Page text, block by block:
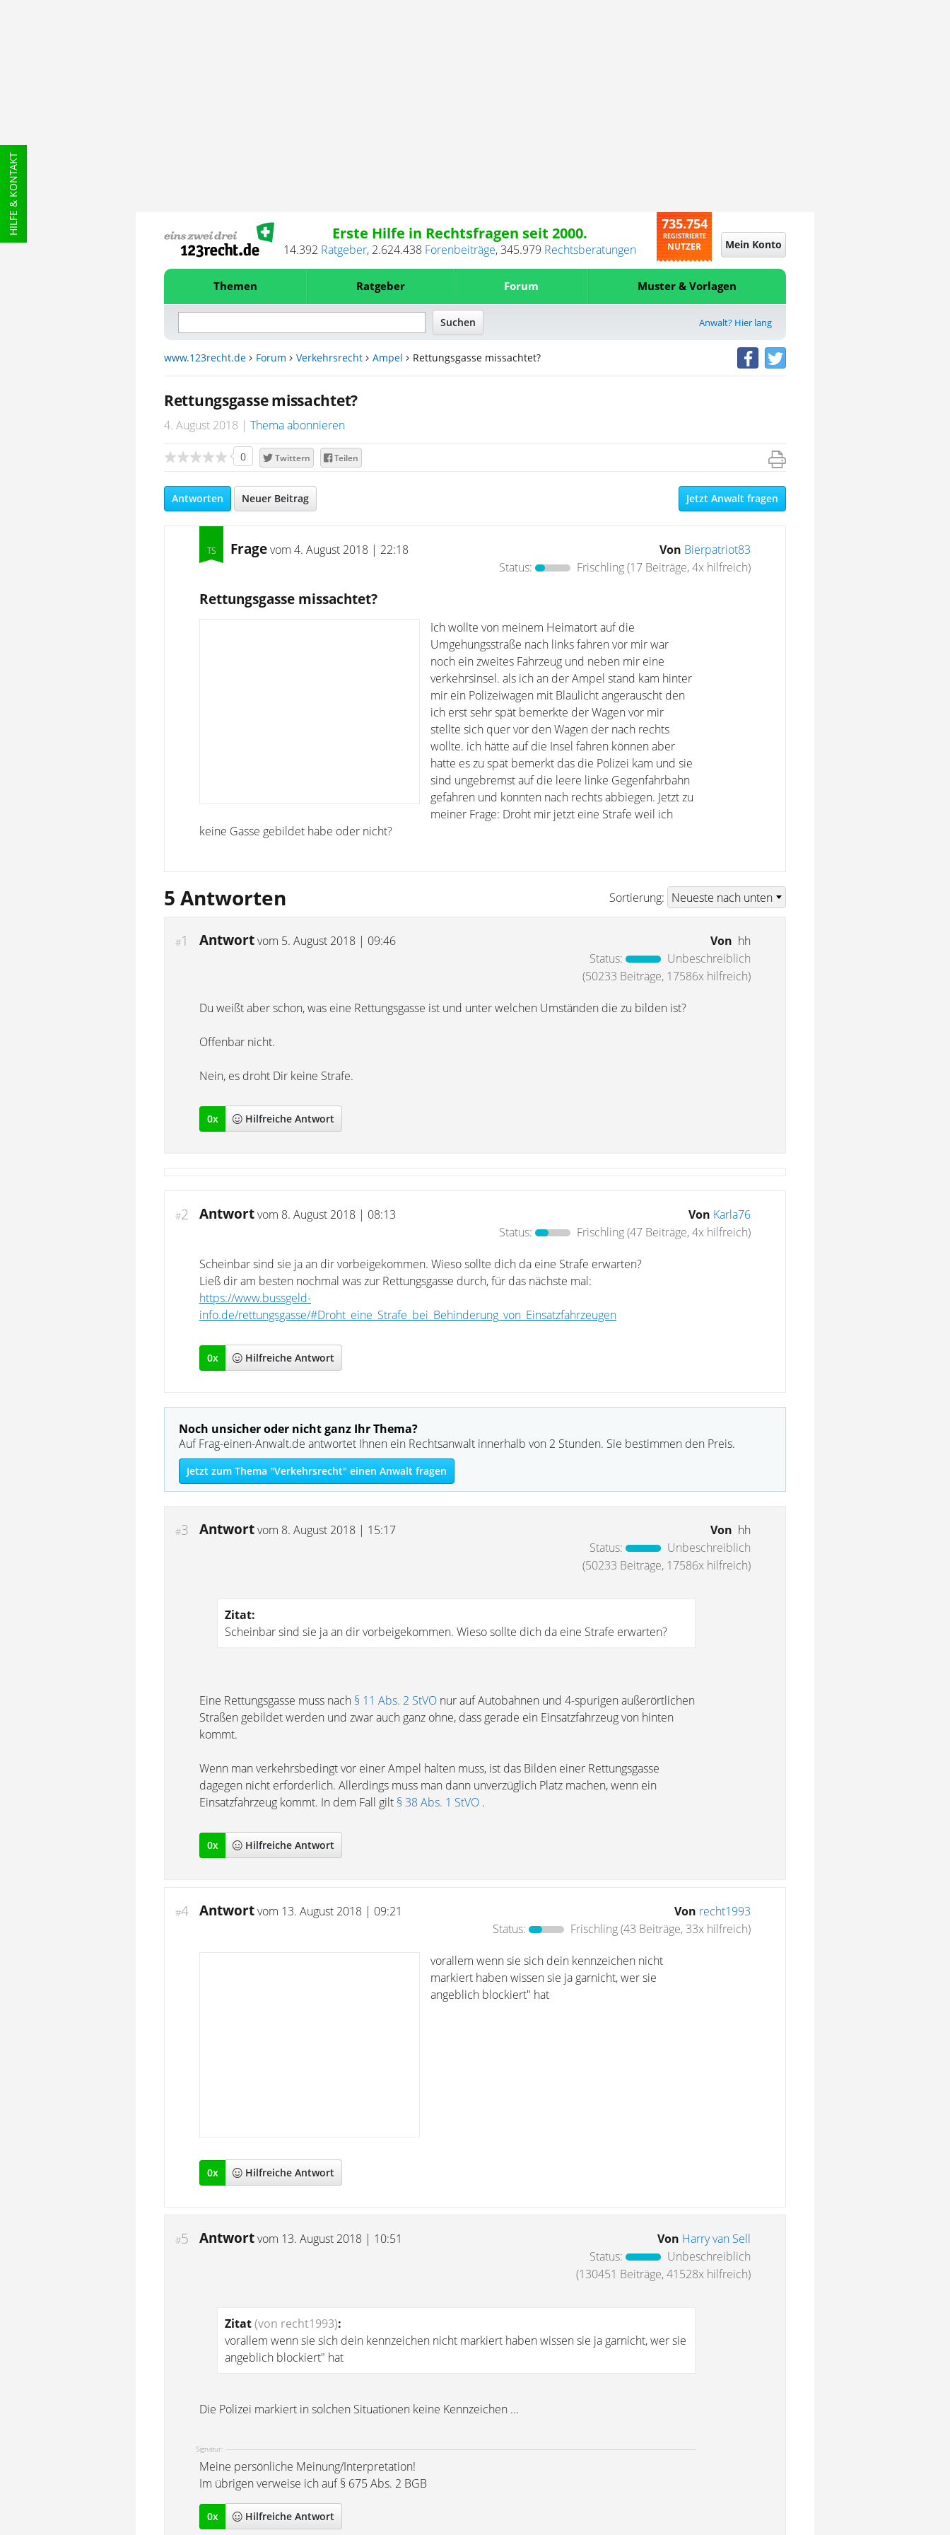
HILFE & KONTAKT Erste Hilfe in Rechtsfragen seit 2000.
14.392 Ratgeber, 2.624.438 Forenbeiträge,345.979 Rechtsberatungen
735.754
REGISTRIERTE
NUTZER Mein Konto
Themen Ratgeber Forum Muster & Vorlagen
Anwalt? Hier lang
www.123recht.de Forum Verkehrsrecht Ampel Rettungsgasse missachtet?
Rettungsgasse missachtet?
4. August 2018 Thema abonnieren
0 Twittern Teilen
Antworten Neuer Beitrag Jetzt Anwalt fragen
Fragevom 4. August 2018 | 22:18 Von Bierpatriot83
Status:
Frischling(17 Beiträge, 4x hilfreich)
Rettungsgasse missachtet?
Ich wollte von meinem Heimatort auf die
Umgehungsstraße nach links fahren vor mir war
noch ein zweites Fahrzeug und neben mir eine
verkehrsinsel. als ich an der Ampel stand kam hinter
mir ein Polizeiwagen mit Blaulicht angerauscht den
ich erst sehr spät bemerkte der Wagen vor mir
stellte sich quer vor den Wagen der nach rechts
wollte. ich hätte auf die Insel fahren können aber
hatte es zu spät bemerkt das die Polizei kam und sie
sind ungebremst auf die leere linke Gegenfahrbahn
gefahren und konnten nach rechts abbiegen. Jetzt zu
meiner Frage: Droht mir jetzt eine Strafe weil ich
keine Gasse gebildet habe oder nicht?
5 Antworten Sortierung:
#1 Antwortvom 5. August 2018 | 09:46 Von hh
Status:
Unbeschreiblich
(50233 Beiträge, 17586x hilfreich)
Du weißt aber schon, was eine Rettungsgasse ist und unter welchen Umständen die zu bilden ist?
Offenbar nicht.
Nein, es droht Dir keine Strafe.
0x Hilfreiche Antwort
#2 Antwortvom 8. August 2018 | 08:13 Von Karla76
Status:
Frischling(47 Beiträge, 4x hilfreich)
Scheinbar sind sie ja an dir vorbeigekommen. Wieso sollte dich da eine Strafe erwarten?
Ließ dir am besten nochmal was zur Rettungsgasse durch, für das nächste mal:
https://www.bussgeld-
info.de/rettungsgasse/#Droht_eine_Strafe_bei_Behinderung_von_Einsatzfahrzeugen
0x Hilfreiche Antwort
Noch unsicher oder nicht ganz Ihr Thema?
Auf Frag-einen-Anwalt.de antwortet Ihnen ein Rechtsanwalt innerhalb von 2 Stunden. Sie bestimmen den Preis.
Jetzt zum Thema "Verkehrsrecht" einen Anwalt fragen
#3 Antwortvom 8. August 2018 | 15:17 Von hh
Status:
Unbeschreiblich
(50233 Beiträge, 17586x hilfreich)
Zitat:
Scheinbar sind sie ja an dir vorbeigekommen. Wieso sollte dich da eine Strafe erwarten?
Eine Rettungsgasse muss nach § 11 Abs. 2 StVO nur auf Autobahnen und 4-spurigen außerörtlichen
Straßen gebildet werden und zwar auch ganz ohne, dass gerade ein Einsatzfahrzeug von hinten
kommt.
Wenn man verkehrsbedingt vor einer Ampel halten muss, ist das Bilden einer Rettungsgasse
dagegen nicht erforderlich. Allerdings muss man dann unverzüglich Platz machen, wenn ein
Einsatzfahrzeug kommt. In dem Fall gilt § 38 Abs. 1 StVO .
0x Hilfreiche Antwort
#4 Antwortvom 13. August 2018 | 09:21 Von recht1993
Status:
Frischling(43 Beiträge, 33x hilfreich)
vorallem wenn sie sich dein kennzeichen nicht
markiert haben wissen sie ja garnicht, wer sie
angeblich blockiert" hat
0x Hilfreiche Antwort
#5 Antwortvom 13. August 2018 | 10:51 Von Harry van Sell
Status:
Unbeschreiblich
(130451 Beiträge, 41528x hilfreich)
Zitat(von recht1993):
vorallem wenn sie sich dein kennzeichen nicht markiert haben wissen sie ja garnicht, wer sie
angeblich blockiert" hat
Die Polizei markiert in solchen Situationen keine Kennzeichen ...
Signatur:
Meine persönliche Meinung/Interpretation!
Im übrigen verweise ich auf § 675 Abs. 2 BGB
0x Hilfreiche Antwort